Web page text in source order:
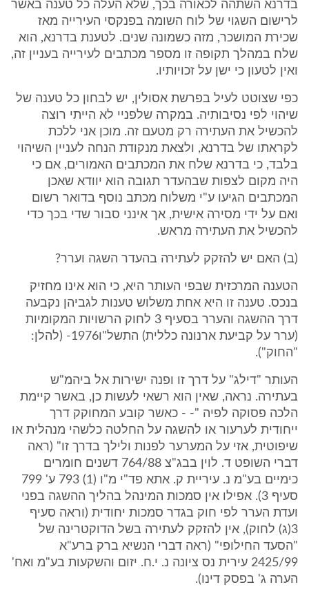
בדרנא השתהה לכאורה בכך, שלא העלה כל טענה באשר
לרישום השגוי של לוח השומה בפנקסי העירייה מאז
שכירת המושכר, מזה כשמונה שנים. לטענת בדרנא, הוא
שלח במהלך תקופה זו מספר מכתבים לעירייה בעניין זה,
ואין לטעון כי ישן על זכויותיו.
כפי שצוטט לעיל בפרשת אסולין, יש לבחון כל טענה של
שיהוי לפי נסיבותיה. במקרה שלפניי לא הייתי רוצה
להכשיל את העתירה רק מטעם זה. מוכן אני ללכת
לקראתו של בדרנא, ולצאת מנקודת הנחה לעניין השיהוי
בלבד, כי בדרנא שלח את המכתבים האמורים, אם כי
היה מקום לצפות שבהעדר תגובה הוא יוודא שאכן
המכתבים הגיעו ע"י משלוח מכתב נוסף בדואר רשום
ואם על ידי מסירה אישית, אך אינני סבור שדי בכך כדי
להכשיל את העתירה מראש.
(ב) האם יש להזקק לעתירה בהעדר השגה וערר?
הטענה המרכזית שבפי העותר היא, כי הוא אינו מחזיק
בנכס. טענה זו היא אחת משלוש טענות לגביהן נקבעה
דרך ההשגה והערר בסעיף 3 לחוק הרשויות המקומיות
(ערר על קביעת ארנונה כללית) התשל"ו1976- (להלן:
"החוק").
העותר "דילג" על דרך זו ופנה ישירות אל ביהמ"ש
בעתירה. נראה, שאין הוא רשאי לעשות כן, באשר קיימת
הלכה פסוקה לפיה "- - כאשר קובע המחוקק דרך
ייחודית לערעור או להשגה על החלטה כלשהי מנהלית או
שיפוטית, אזי על המערער לפנות ולילך בדרך זו" (ראה
דברי השופט ד. לוין בבג"צ 764/88 דשנים חומרים
כימיים בע"מ נ. עיריית ק. אתא פד"י מ"ו (1) 793 ע' 799
סעיף 3). אפילו אין סמכות המינהל בהליך ההשגה בפני
ועדת הערר לפי חוק בגדר סמכות יחודית (וראה סעיף
3(ג) לחוק), אין להזקק לעתירה בשל הדוקטרינה של
"הסעד החילופי" (ראה דברי הנשיא ברק ברע"א
2425/99 עירית נס ציונה נ. י.ח. יזום והשקעות בע"מ ואח'
הערה ג' בפסק דינו).